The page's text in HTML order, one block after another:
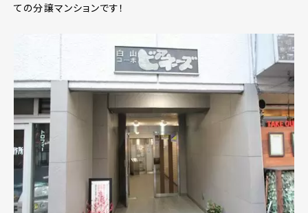
ての分譲マンションです！